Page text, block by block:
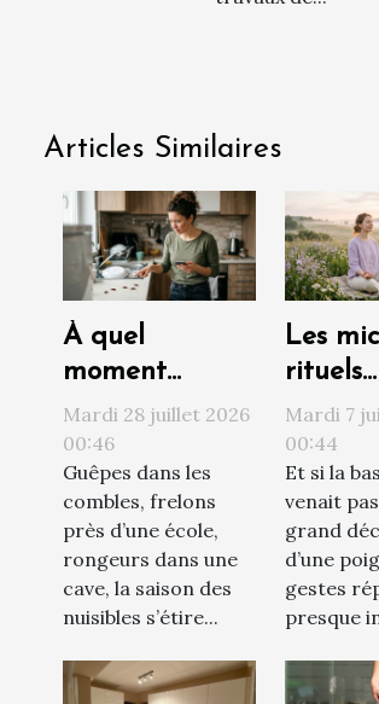
Articles Similaires
À quel
moment
contacter un
professionnel
face à une
invasion de
nuisibles ?
Mardi 28 juillet 2026
00:46
Guêpes dans les
combles, frelons
près d’une école,
rongeurs dans une
cave, la saison des
nuisibles s’étire...
Les
rituels
votre
monde
Mardi 7
00:44
Et si la
venait pas
grand
d’une
gestes
presque